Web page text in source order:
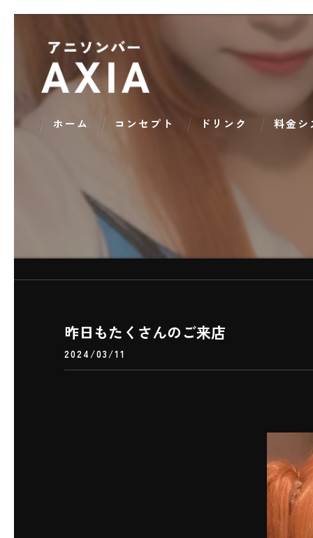
ホーム コンセプト ドリンク 料金シ
昨日もたくさんのご来店
2024/03/11